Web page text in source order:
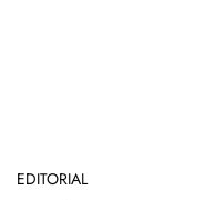
EDITORIAL